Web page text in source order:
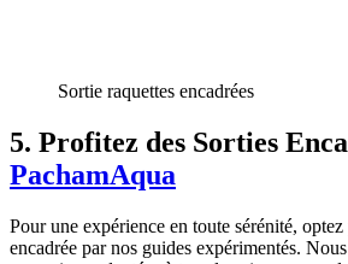
Sortie raquettes encadrées
5. Profitez des Sorties
PachamAqua
Pour une expérience en toute sérénité,
encadrée par nos guides expérimentés.